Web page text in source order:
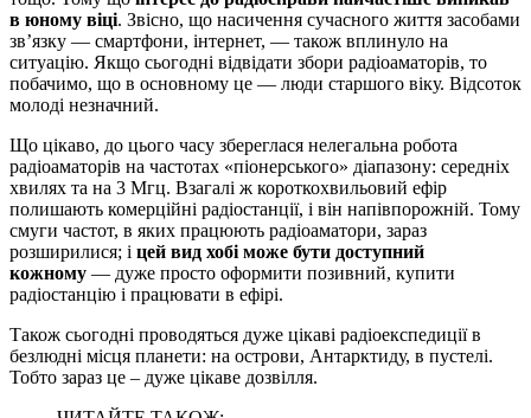
в юному віці. Звісно, що насичення сучасного життя засобами
зв’язку — смартфони, інтернет, — також вплинуло на
ситуацію. Якщо сьогодні відвідати збори радіоаматорів, то
побачимо, що в основному це — люди старшого віку. Відсоток
молоді незначний.
Що цікаво, до цього часу збереглася нелегальна робота
радіоаматорів на частотах «піонерського» діапазону: середніх
хвилях та на 3 Мгц. Взагалі ж короткохвильовий ефір
полишають комерційні радіостанції, і він напівпорожній. Тому
смуги частот, в яких працюють радіоаматори, зараз
розширилися; і цей вид хобі може бути доступний
кожному — дуже просто оформити позивний, купити
радіостанцію і працювати в ефірі.
Також сьогодні проводяться дуже цікаві радіоекспедиції в
безлюдні місця планети: на острови, Антарктиду, в пустелі.
Тобто зараз це – дуже цікаве дозвілля.